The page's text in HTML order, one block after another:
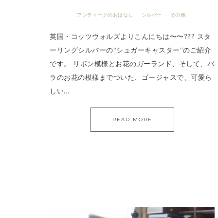
アンティークのおはなし · シルバー · その他
英国・コッツウォルズよりこんにちは〜〜??? スタ
ーリングシルバーの”シュガーキャスター“のご紹介
です。 リボン模様とお花のガーランド、そして、バ
ラのお花の模様までついた、ゴージャスで、可愛ら
しい…
READ MORE